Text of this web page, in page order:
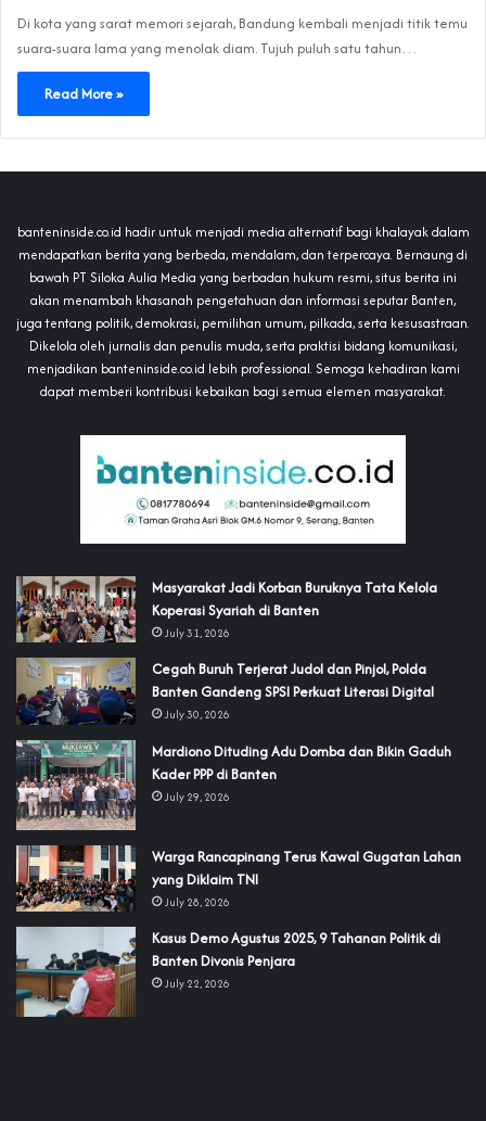
Di kota yang sarat memori sejarah, Bandung kembali menjadi titik temu
suara-suara lama yang menolak diam. Tujuh puluh satu tahun…
Read More »
banteninside.co.id hadir untuk menjadi media alternatif bagi khalayak dalam
mendapatkan berita yang berbeda, mendalam, dan terpercaya. Bernaung di
bawah PT Siloka Aulia Media yang berbadan hukum resmi, situs berita ini
akan menambah khasanah pengetahuan dan informasi seputar Banten,
juga tentang politik, demokrasi, pemilihan umum, pilkada, serta kesusastraan.
Dikelola oleh jurnalis dan penulis muda, serta praktisi bidang komunikasi,
menjadikan banteninside.co.id lebih professional. Semoga kehadiran kami
dapat memberi kontribusi kebaikan bagi semua elemen masyarakat.
‎Masyarakat Jadi Korban Buruknya Tata Kelola
Koperasi Syariah di Banten
July 31, 2026
Cegah Buruh Terjerat Judol dan Pinjol, Polda
Banten Gandeng SPSI Perkuat Literasi Digital
July 30, 2026
‎Mardiono Dituding Adu Domba dan Bikin Gaduh
Kader PPP di Banten
July 29, 2026
‎Warga Rancapinang Terus Kawal Gugatan Lahan
yang Diklaim TNI‎‎
July 28, 2026
‎Kasus Demo Agustus 2025, 9 Tahanan Politik di
Banten Divonis Penjara
July 22, 2026